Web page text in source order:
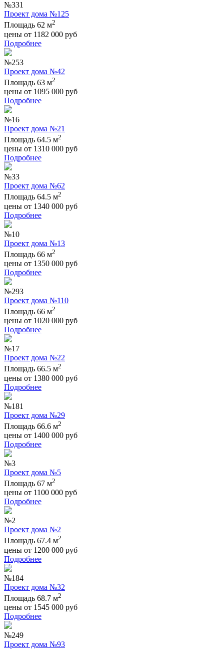
№331
Проект дома №125
Площадь 62 м2
цены от 1182 000 руб
Подробнее
№253
Проект дома №42
Площадь 63 м2
цены от 1095 000 руб
Подробнее
№16
Проект дома №21
Площадь 64.5 м2
цены от 1310 000 руб
Подробнее
№33
Проект дома №62
Площадь 64.5 м2
цены от 1340 000 руб
Подробнее
№10
Проект дома №13
Площадь 66 м2
цены от 1350 000 руб
Подробнее
№293
Проект дома №110
Площадь 66 м2
цены от 1020 000 руб
Подробнее
№17
Проект дома №22
Площадь 66.5 м2
цены от 1380 000 руб
Подробнее
№181
Проект дома №29
Площадь 66.6 м2
цены от 1400 000 руб
Подробнее
№3
Проект дома №5
Площадь 67 м2
цены от 1100 000 руб
Подробнее
№2
Проект дома №2
Площадь 67.4 м2
цены от 1200 000 руб
Подробнее
№184
Проект дома №32
Площадь 68.7 м2
цены от 1545 000 руб
Подробнее
№249
Проект дома №93